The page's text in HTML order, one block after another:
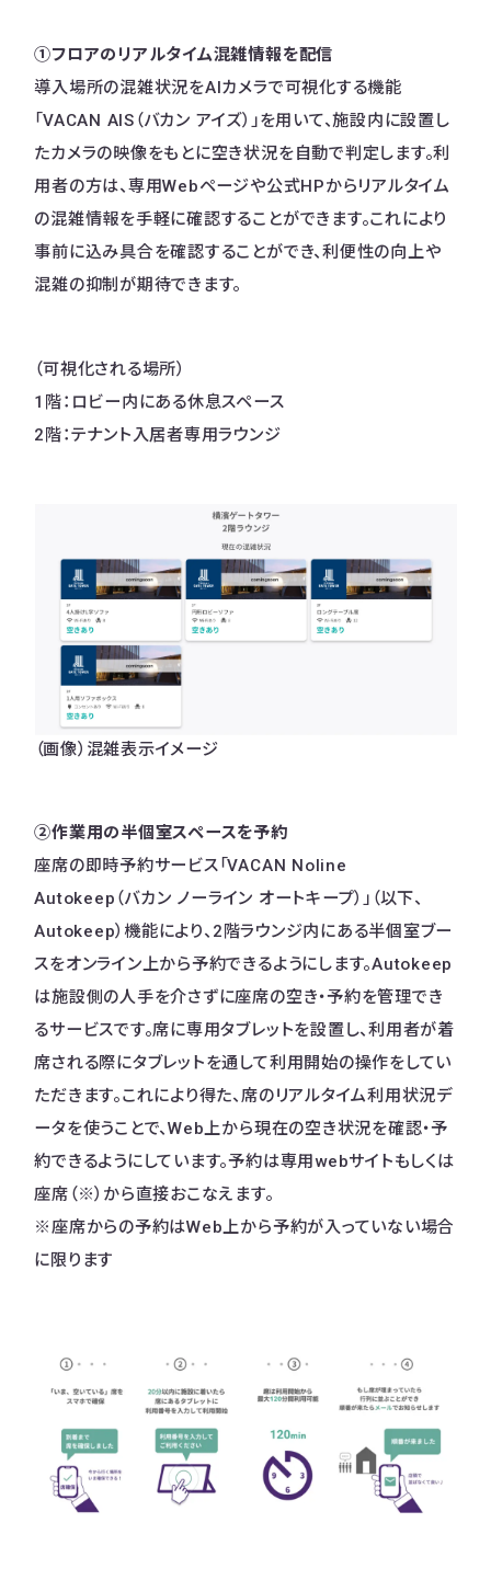
①フロアのリアルタイム混雑情報を配信
導入場所の混雑状況をAIカメラで可視化する機能
「VACAN AIS（バカン アイズ）」を用いて、施設内に設置し
たカメラの映像をもとに空き状況を自動で判定します。利
用者の方は、専用Webページや公式HPからリアルタイム
の混雑情報を手軽に確認することができます。これにより
事前に込み具合を確認することができ、利便性の向上や
混雑の抑制が期待できます。
（可視化される場所）
1階：ロビー内にある休息スペース
2階：テナント入居者専用ラウンジ
（画像）混雑表示イメージ
②作業用の半個室スペースを予約
座席の即時予約サービス「VACAN Noline
Autokeep（バカン ノーライン オートキープ）」（以下、
Autokeep）機能により、2階ラウンジ内にある半個室ブー
スをオンライン上から予約できるようにします。Autokeep
は施設側の人手を介さずに座席の空き・予約を管理でき
るサービスです。席に専用タブレットを設置し、利用者が着
席される際にタブレットを通して利用開始の操作をしてい
ただきます。これにより得た、席のリアルタイム利用状況デ
ータを使うことで、Web上から現在の空き状況を確認・予
約できるようにしています。予約は専用webサイトもしくは
座席（※）から直接おこなえます。
※座席からの予約はWeb上から予約が入っていない場合
に限ります